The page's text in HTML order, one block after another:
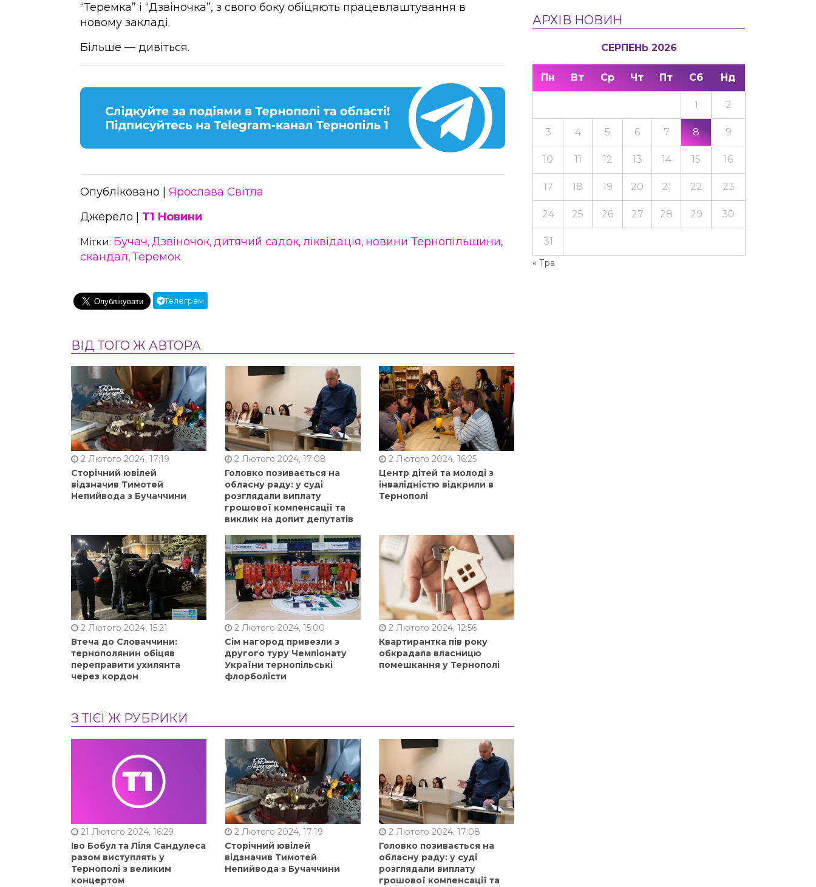
“Теремка” і “Дзвіночка”, з свого боку обіцяють працевлаштування в
новому закладі.
Більше — дивіться.
Опубліковано | Ярослава Світла
Джерело | Т1 Новини
Мітки: Бучач, Дзвіночок, дитячий садок, ліквідація, новини Тернопільщини,
скандал, Теремок
Телеграм
ВІД ТОГО Ж АВТОРА
2 Лютого 2024, 17:19
Сторічний ювілей
відзначив Тимотей
Непийвода з Бучаччини
2 Лютого 2024, 17:08
Головко позивається на
обласну раду: у суді
розглядали виплату
грошової компенсації та
виклик на допит депутатів
2 Лютого 2024, 16:25
Центр дітей та молоді з
інвалідністю відкрили в
Тернополі
2 Лютого 2024, 15:21
Втеча до Словаччини:
тернополянин обіцяв
переправити ухилянта
через кордон
2 Лютого 2024, 15:00
Сім нагород привезли з
другого туру Чемпіонату
України тернопільські
флорболісти
2 Лютого 2024, 12:56
Квартирантка пів року
обкрадала власницю
помешкання у Тернополі
З ТІЄЇ Ж РУБРИКИ
21 Лютого 2024, 16:29
Іво Бобул та Ліля Сандулеса
разом виступлять у
Тернополі з великим
концертом
2 Лютого 2024, 17:19
Сторічний ювілей
відзначив Тимотей
Непийвода з Бучаччини
2 Лютого 2024, 17:08
Головко позивається на
обласну раду: у суді
розглядали виплату
грошової компенсації та
АРХІВ НОВИН
СЕРПЕНЬ 2026
Пн Вт Ср Чт Пт Сб Нд
« Тра
1 2
3 4 5 6 7 8 9
10 11 12 13 14 15 16
17 18 19 20 21 22 23
24 25 26 27 28 29 30
31